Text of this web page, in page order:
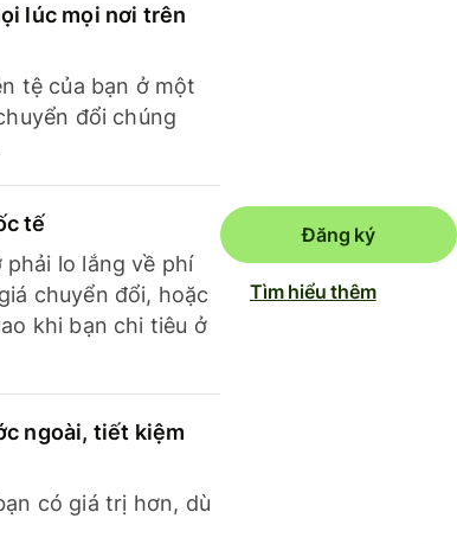
lúc mọi nơi trên
tệ của bạn ở một
đổi chúng
tế
phải lo lắng về phí
chuyển đổi, hoặc
khi bạn chi tiêu ở
ngoài, tiết kiệm
có giá trị hơn, dù
Đăng ký
Tìm hiểu thêm